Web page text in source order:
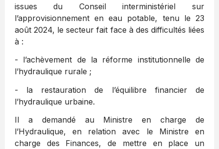
issues du Conseil interministériel sur
l’approvisionnement en eau potable, tenu le 23
août 2024, le secteur fait face à des difficultés liées
à :
- ​l’achèvement de la réforme institutionnelle de
l’hydraulique rurale ;
-​ la restauration de l’équilibre financier de
l’hydraulique urbaine.
Il a demandé au Ministre en charge de
l’Hydraulique, en relation avec le Ministre en
charge des Finances, de mettre en place un